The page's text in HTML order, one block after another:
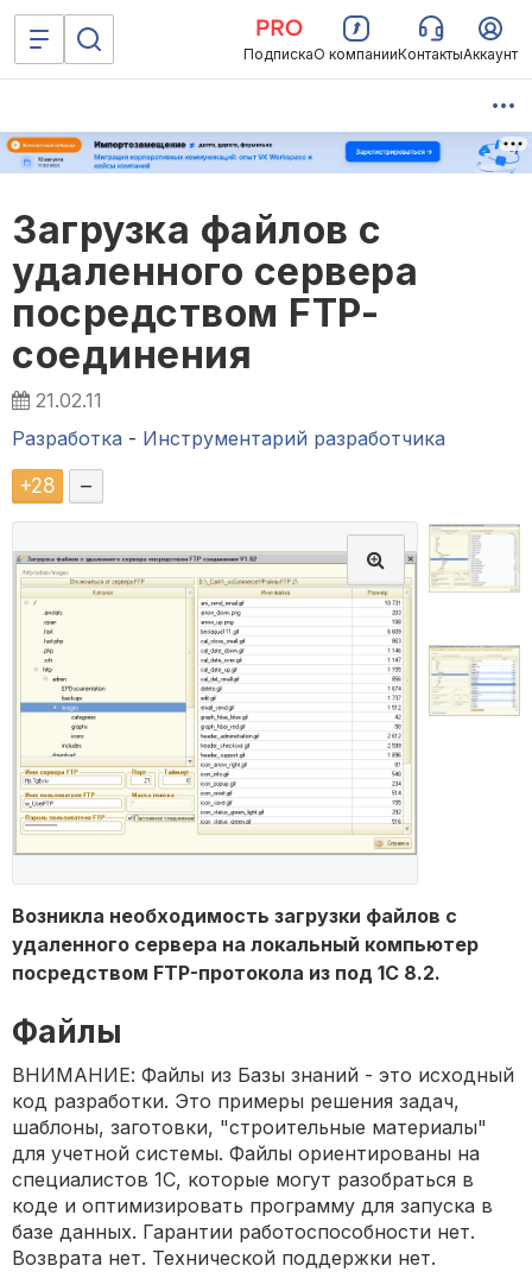
ПодпискаО компанииКонтактыАккаунт
Загрузка файлов с
удаленного сервера
посредством FTP-
соединения
21.02.11
Разработка - Инструментарий разработчика
+28 –
Возникла необходимость загрузки файлов с
удаленного сервера на локальный компьютер
посредством FTP-протокола из под 1С 8.2.
Файлы
ВНИМАНИЕ: Файлы из Базы знаний - это исходный
код разработки. Это примеры решения задач,
шаблоны, заготовки, "строительные материалы"
для учетной системы. Файлы ориентированы на
специалистов 1С, которые могут разобраться в
коде и оптимизировать программу для запуска в
базе данных. Гарантии работоспособности нет.
Возврата нет. Технической поддержки нет.